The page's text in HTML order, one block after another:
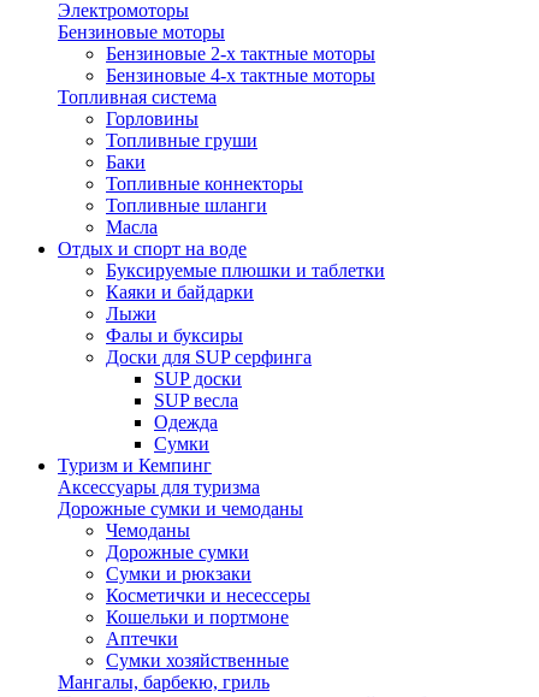
Электромоторы
Бензиновые моторы
Бензиновые 2-х тактные моторы
Бензиновые 4-х тактные моторы
Топливная система
Горловины
Топливные груши
Баки
Топливные коннекторы
Топливные шланги
Масла
Отдых и спорт на воде
Буксируемые плюшки и таблетки
Каяки и байдарки
Лыжи
Фалы и буксиры
Доски для SUP серфинга
SUP доски
SUP весла
Одежда
Сумки
Туризм и Кемпинг
Аксессуары для туризма
Дорожные сумки и чемоданы
Чемоданы
Дорожные сумки
Сумки и рюкзаки
Косметички и несессеры
Кошельки и портмоне
Аптечки
Сумки хозяйственные
Мангалы, барбекю, гриль